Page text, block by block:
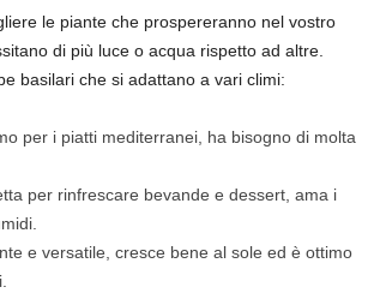
le piante che prospereranno nel vostro
di più luce o acqua rispetto ad altre.
basilari che si adattano a vari climi:
per i piatti mediterranei, ha bisogno di molta
per rinfrescare bevande e dessert, ama i
e versatile, cresce bene al sole ed è ottimo